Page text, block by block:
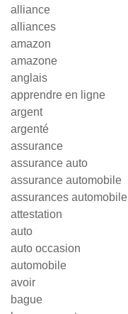
alliance
alliances
amazon
amazone
anglais
apprendre en ligne
argent
argenté
assurance
assurance auto
assurance automobile
assurances automobile
attestation
auto
auto occasion
automobile
avoir
bague